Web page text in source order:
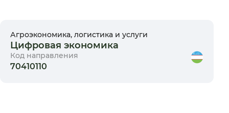
Агроэкономика, логистика и услуги
Цифровая экономика
Код направления
70410110